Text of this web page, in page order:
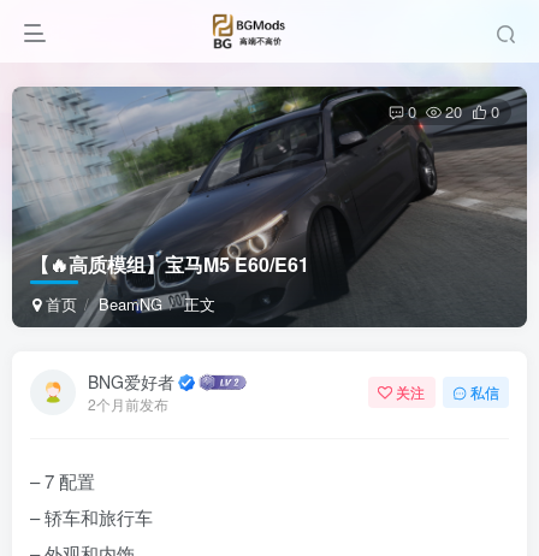
【🔥高质模组】宝马M5 E60/E61
首页 BeamNG 正文
0 20 0
BNG爱好者
2个月前发布
关注 私信
– 7 配置
– 轿车和旅行车